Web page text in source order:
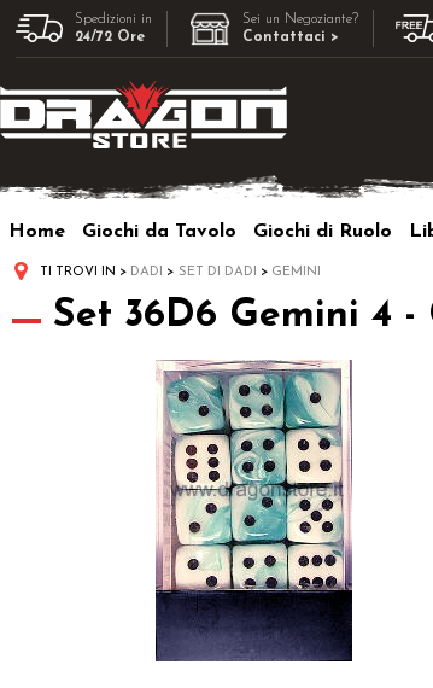
Spedizioni in
24/72 Ore
Sei un Negoziante?
Contattaci >
Home Giochi da Tavolo Giochi di Ruolo
TI TROVI IN DADI SET DI DADI GEMINI
Set 36D6 Gemini 4